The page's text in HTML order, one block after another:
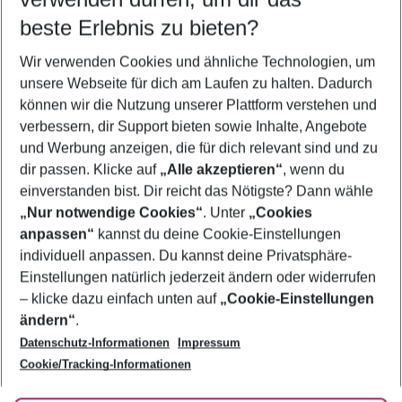
5-8 Nächte
2 Erwachsene Keine Kinder
Mehr Filter anzeigen
Footer
Footer navigation
Über uns
AGB
Bestpreisgarantie
Cookie-Einstellungen ändern
Cookie-Richtlinie
Agenturbetreuung
Barrierefreies Reisen
Folge uns
beste Erlebnis zu bieten?
Wir verwenden Cookies und ähnliche Technologien, um
unsere Webseite für dich am Laufen zu halten. Dadurch
können wir die Nutzung unserer Plattform verstehen und
verbessern, dir Support bieten sowie Inhalte, Angebote
und Werbung anzeigen, die für dich relevant sind und zu
dir passen. Klicke auf „Alle akzeptieren“, wenn du
einverstanden bist. Dir reicht das Nötigste? Dann wähle
„Nur notwendige Cookies“. Unter „Cookies
anpassen“ kannst du deine Cookie-Einstellungen
individuell anpassen. Du kannst deine Privatsphäre-
Einstellungen natürlich jederzeit ändern oder widerrufen
– klicke dazu einfach unten auf „Cookie-Einstellungen
ändern“.
Datenschutz-Informationen
Impressum
Cookie/Tracking-Informationen